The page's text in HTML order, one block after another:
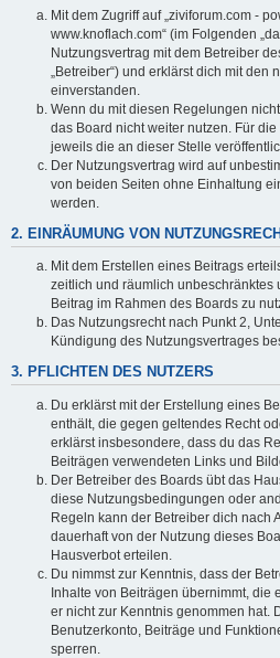
Mit dem Zugriff auf „ziviforum.com -
www.knoflach.com“ (im Folgenden
Nutzungsvertrag mit dem Betreiber
„Betreiber“) und erklärst dich mit den
einverstanden.
Wenn du mit diesen Regelungen
das Board nicht weiter nutzen. Für
jeweils die an dieser Stelle
Der Nutzungsvertrag wird auf
von beiden Seiten ohne Einhaltung
werden.
2. EINRÄUMUNG VON
Mit dem Erstellen eines Beitrags
zeitlich und räumlich unbeschränktes
Beitrag im Rahmen des Boards zu
Das Nutzungsrecht nach Punkt 2,
Kündigung des Nutzungsvertrages
3. PFLICHTEN DES NUTZERS
Du erklärst mit der Erstellung eines
enthält, die gegen geltendes Recht
erklärst insbesondere, dass du das
Beiträgen verwendeten Links und
Der Betreiber des Boards übt das
diese Nutzungsbedingungen oder
Regeln kann der Betreiber dich nach
dauerhaft von der Nutzung dieses
Hausverbot erteilen.
Du nimmst zur Kenntnis, dass der
Inhalte von Beiträgen übernimmt, die
er nicht zur Kenntnis genommen hat.
Benutzerkonto, Beiträge und
sperren.